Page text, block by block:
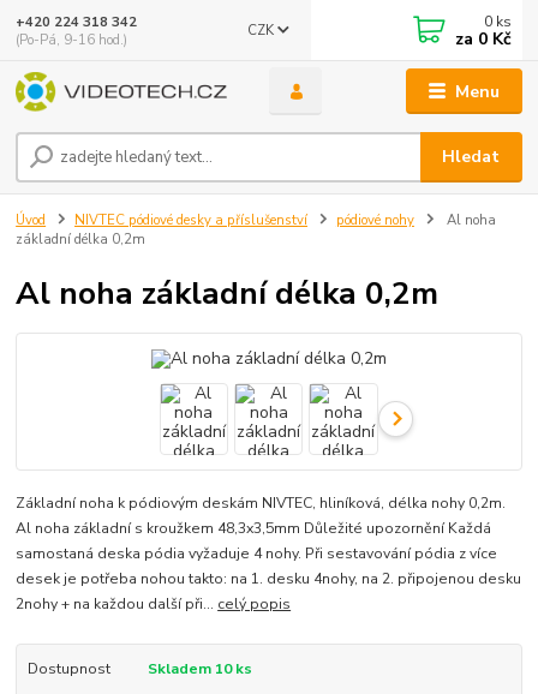
Menu
CZK
Hledat
+420 224 318 342
(Po-Pá, 9-16 hod.)
0 ks
za 0 Kč
Úvod NIVTEC pódiové desky a příslušenství pódiové nohy
Al noha
základní délka 0,2m
Al noha základní délka 0,2m
Základní noha k pódiovým deskám NIVTEC, hliníková, délka nohy 0,2m.
Al noha základní s kroužkem 48,3x3,5mm Důležité upozornění Každá
samostaná deska pódia vyžaduje 4 nohy. Při sestavování pódia z více
desek je potřeba nohou takto: na 1. desku 4nohy, na 2. připojenou desku
2nohy + na každou další při... celý popis
Dostupnost Skladem 10 ks